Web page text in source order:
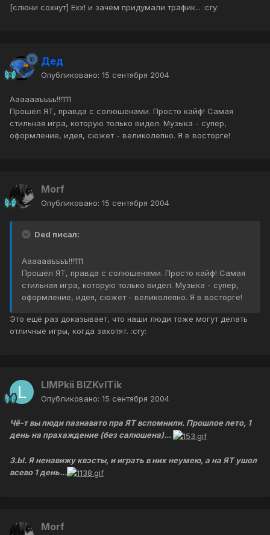
[слюни сохнут] Ехх! и зачем придумали трафик... :cry:
Дед
Опубликовано: 15 сентября 2004
Ааааааъъъъ!!!111
Прошёл ЯТ, правда с солюшенами. Просто кайф! Самая
стильная игра, которую только видел. Музыка - супер,
оформление, идея, сюжет - великолепно. Я в восторге!
Morf
Опубликовано: 15 сентября 2004
Ded писал:
Ааааааъъъъ!!!111
Прошёл ЯТ, правда с солюшенами. Просто кайф! Самая
стильная игра, которую только видел. Музыка - супер,
оформление, идея, сюжет - великолепно. Я в восторге!
Это ещё раз доказывает, что наши люди тоже могут делать
отличные игры, когда захотят. :cry:
LIMPkii BIZKvITik
Опубликовано: 15 сентября 2004
Чё-т вы люди пазнавато пра ЯТ вспомнили. Прошлое лето, 1
день на прахаждение (без салюшена)...
З.Ы. Я ненавижу квэсты, и играть в них неумею, а на ЯТ ушол
всево 1 день...
Morf